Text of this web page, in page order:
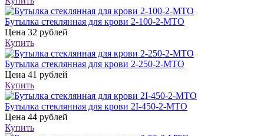
Бутылка стеклянная для крови 2-100-2-МТО
Цена 32 рублей
Купить
Бутылка стеклянная для крови 2-250-2-МТО
Цена 41 рублей
Купить
Бутылка стеклянная для крови 2I-450-2-МТО
Цена 44 рублей
Купить